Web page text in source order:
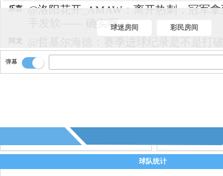
乐言
@洛阳花开_AMAW：离开热刺，冠军
手发软—— 确实啊
阿龙
乐言
一会将由阿龙为大家带来颁奖仪式的图
播~
服了
乐言 @磊子2025：多少得分机会
@永恒之王MUN：这就是德甲
球迷房间 彩民房间
弹幕
球队统计